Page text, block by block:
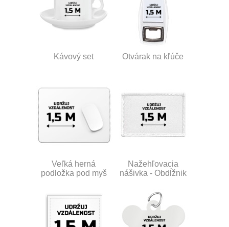
Kávový set Otvárak na kľúče
Veľká herná
podložka pod myš
Nažehľovacia
nášivka - Obdĺžnik